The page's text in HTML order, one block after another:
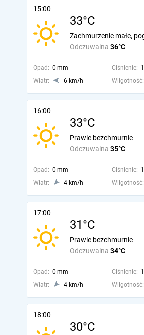
15:00
33°C
Odczuwalna 36°C
Zachmurzenie małe,
Opad: 0 mm Ciśnienie:
Wiatr:
6 km/h Wilgotność:
16:00
33°C
Odczuwalna 35°C
Prawie bezchmurnie
Opad: 0 mm Ciśnienie:
Wiatr:
4 km/h Wilgotność:
17:00
31°C
Odczuwalna 34°C
Prawie bezchmurnie
Opad: 0 mm Ciśnienie:
Wiatr:
4 km/h Wilgotność:
18:00
30°C